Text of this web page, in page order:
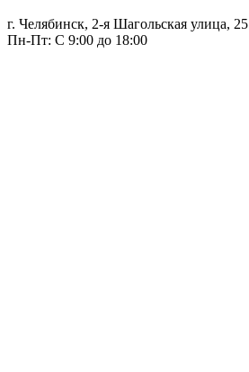
г. Челябинск, 2-я Шагольская улица, 25
Пн-Пт: С 9:00 до 18:00